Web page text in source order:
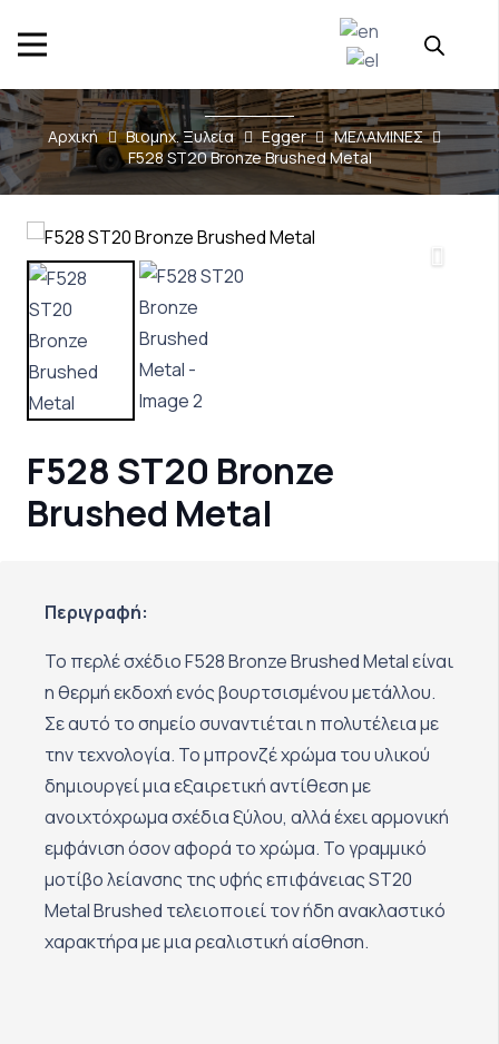
Αρχική Βιομηχ. Ξυλεία Egger
ΜΕΛΑΜΙΝΕΣ
F528 ST20 Bronze Brushed Metal
F528 ST20 Bronze
Brushed Metal
Περιγραφή:
Το περλέ σχέδιο F528 Bronze Brushed Metal είναι
η θερμή εκδοχή ενός βουρτσισμένου μετάλλου.
Σε αυτό το σημείο συναντιέται η πολυτέλεια με
την τεχνολογία. Το μπρονζέ χρώμα του υλικού
δημιουργεί μια εξαιρετική αντίθεση με
ανοιχτόχρωμα σχέδια ξύλου, αλλά έχει αρμονική
εμφάνιση όσον αφορά το χρώμα. Το γραμμικό
μοτίβο λείανσης της υφής επιφάνειας ST20
Metal Brushed τελειοποιεί τον ήδη ανακλαστικό
χαρακτήρα με μια ρεαλιστική αίσθηση.